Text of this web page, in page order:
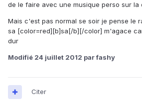
de le faire avec une musique perso sur la
Mais c'est pas normal se soir je pense le
sa [color=red][b]sa[/b][/color] m'agace
dur
Modifié 24 juillet 2012 par fashy
Citer